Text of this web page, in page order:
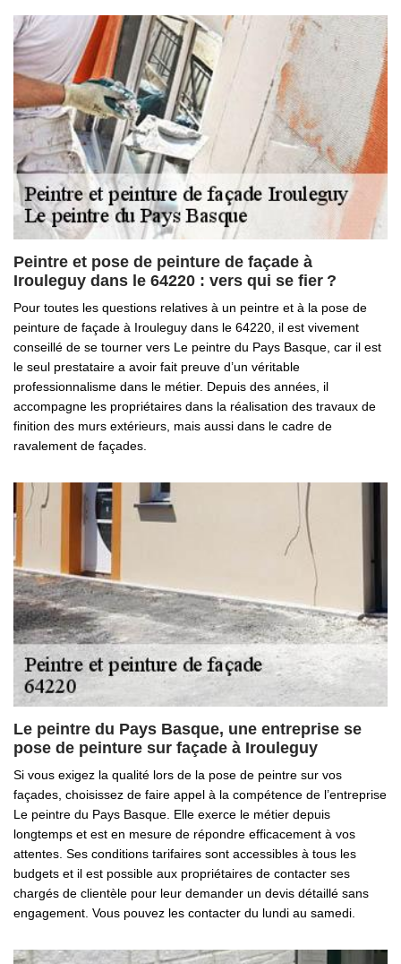
Peintre et pose de peinture de façade à
Irouleguy dans le 64220 : vers qui se fier ?
Pour toutes les questions relatives à un peintre et à la pose de
peinture de façade à Irouleguy dans le 64220, il est vivement
conseillé de se tourner vers Le peintre du Pays Basque, car il est
le seul prestataire a avoir fait preuve d’un véritable
professionnalisme dans le métier. Depuis des années, il
accompagne les propriétaires dans la réalisation des travaux de
finition des murs extérieurs, mais aussi dans le cadre de
ravalement de façades.
Le peintre du Pays Basque, une entreprise se
pose de peinture sur façade à Irouleguy
Si vous exigez la qualité lors de la pose de peintre sur vos
façades, choisissez de faire appel à la compétence de l’entreprise
Le peintre du Pays Basque. Elle exerce le métier depuis
longtemps et est en mesure de répondre efficacement à vos
attentes. Ses conditions tarifaires sont accessibles à tous les
budgets et il est possible aux propriétaires de contacter ses
chargés de clientèle pour leur demander un devis détaillé sans
engagement. Vous pouvez les contacter du lundi au samedi.